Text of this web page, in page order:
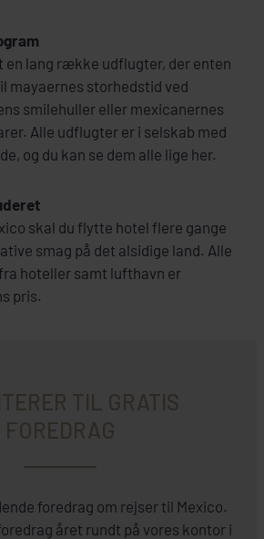
en lang række udflugter, der enten
mayaernes storhedstid ved
smilehuller eller mexicanernes
Alle udflugter er i selskab med
og du kan se dem alle lige her.
skal du flytte hotel flere gange
smag på det alsidige land. Alle
hoteller samt lufthavn er
pris.
TIL GRATIS
FOREDRAG
foredrag om rejser til Mexico.
året rundt på vores kontor i